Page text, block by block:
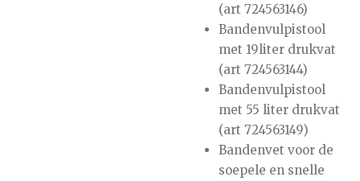
(art 724563146)
Bandenvulpistool
met 19liter drukvat
(art 724563144)
Bandenvulpistool
met 55 liter drukvat
(art 724563149)
Bandenvet voor de
soepele en snelle